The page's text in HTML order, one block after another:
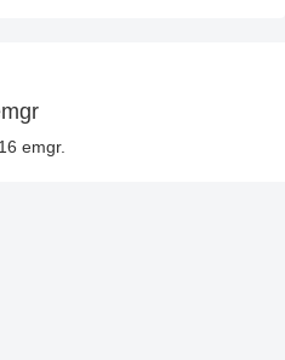
emgr.